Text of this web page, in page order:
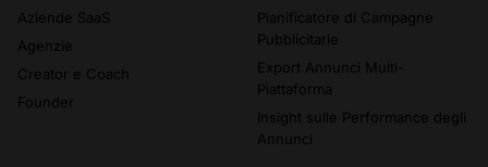
Aziende SaaS
Agenzie
Creator e Coach
Founder
Pianificatore di Campagne
Pubblicitarie
Export Annunci Multi-
Piattaforma
Insight sulle Performance degli
Annunci